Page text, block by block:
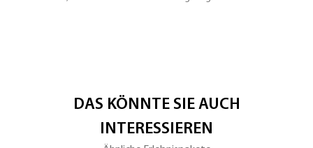
DAS KÖNNTE SIE AUCH
INTERESSIEREN